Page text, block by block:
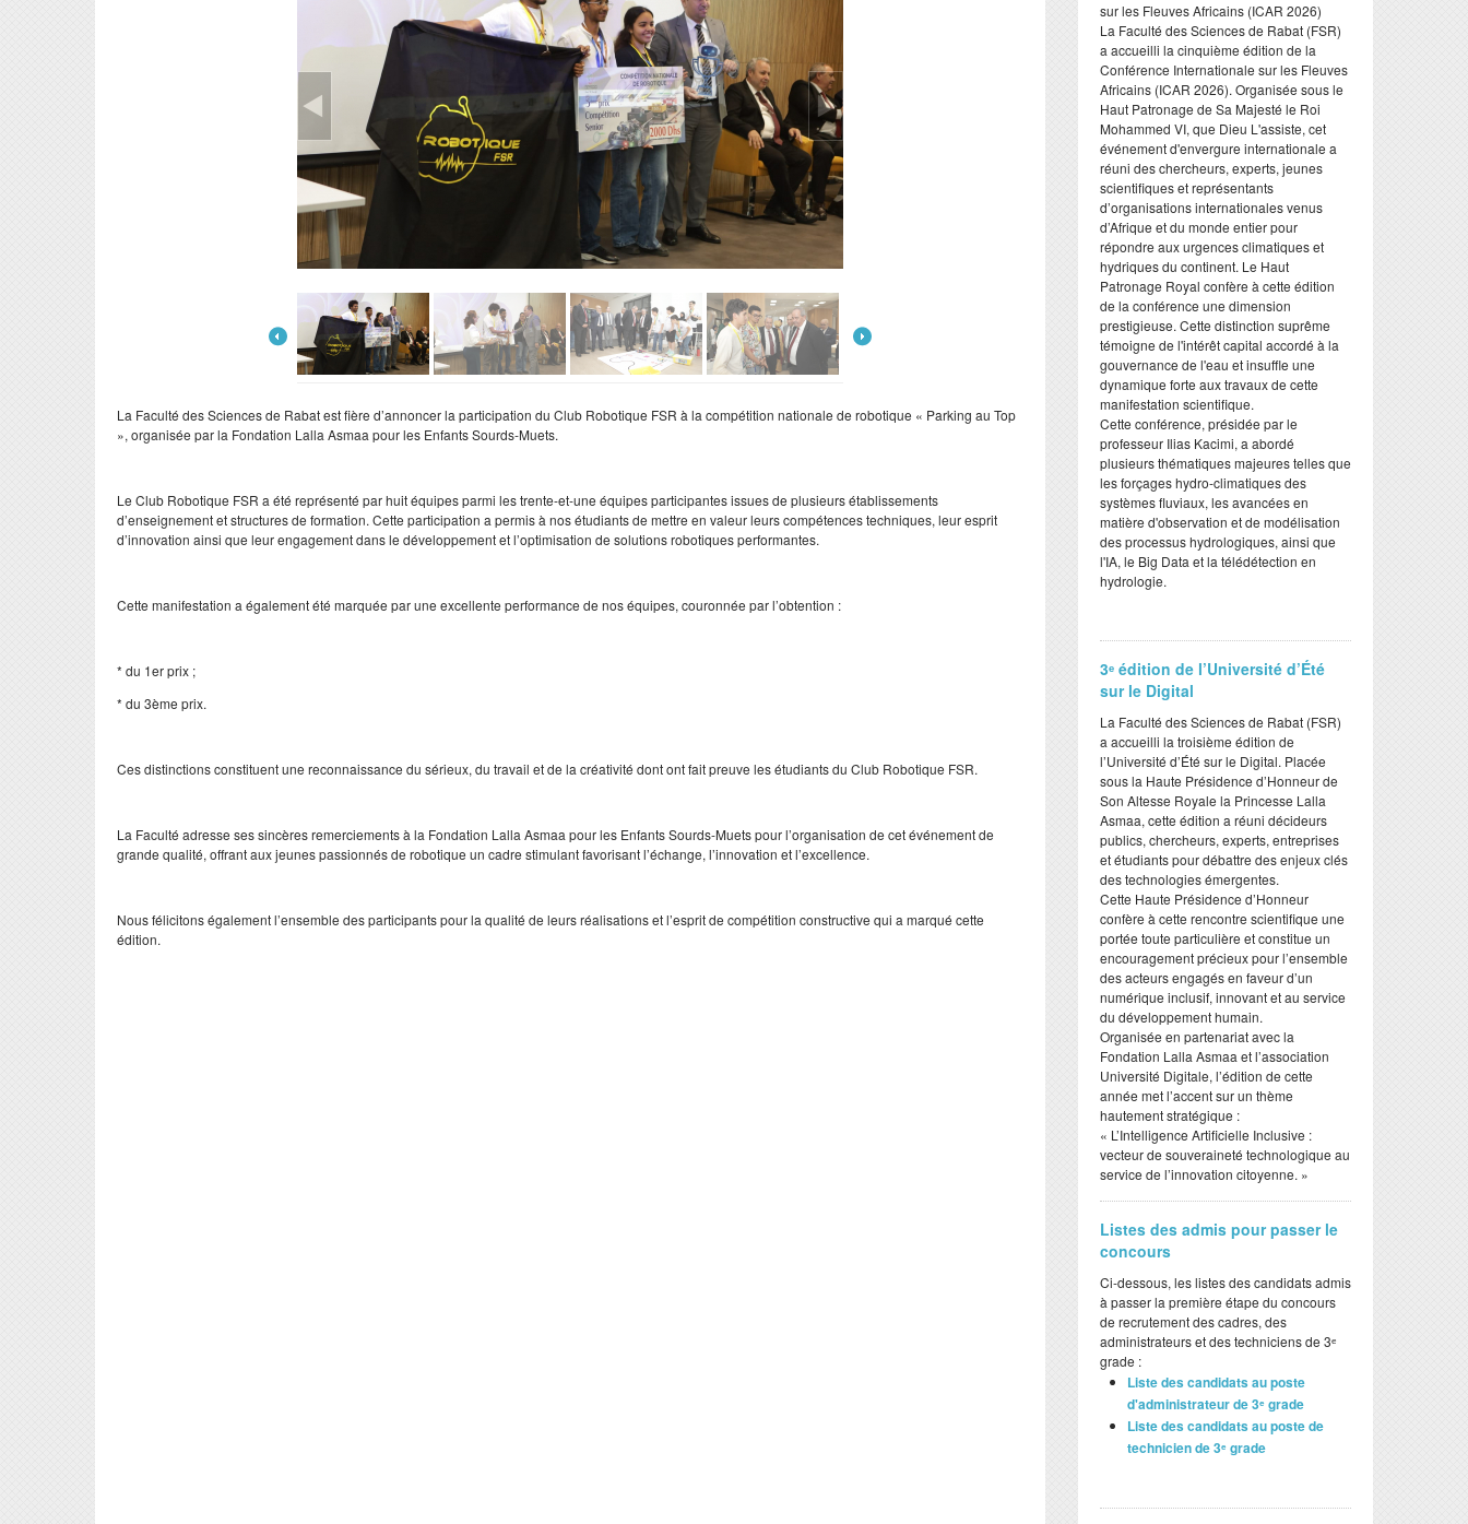
La Faculté des Sciences de Rabat est fière d’annoncer la participation du Club Robotique FSR à la compétition nationale de robotique « Parking au Top
», organisée par la Fondation Lalla Asmaa pour les Enfants Sourds-Muets.
Le Club Robotique FSR a été représenté par huit équipes parmi les trente-et-une équipes participantes issues de plusieurs établissements
d’enseignement et structures de formation. Cette participation a permis à nos étudiants de mettre en valeur leurs compétences techniques, leur esprit
d’innovation ainsi que leur engagement dans le développement et l’optimisation de solutions robotiques performantes.
Cette manifestation a également été marquée par une excellente performance de nos équipes, couronnée par l’obtention :
* du 1er prix ;
* du 3ème prix.
Ces distinctions constituent une reconnaissance du sérieux, du travail et de la créativité dont ont fait preuve les étudiants du Club Robotique FSR.
La Faculté adresse ses sincères remerciements à la Fondation Lalla Asmaa pour les Enfants Sourds-Muets pour l’organisation de cet événement de
grande qualité, offrant aux jeunes passionnés de robotique un cadre stimulant favorisant l’échange, l’innovation et l’excellence.
Nous félicitons également l’ensemble des participants pour la qualité de leurs réalisations et l’esprit de compétition constructive qui a marqué cette
édition.
sur les Fleuves Africains (ICAR 2026)
​La Faculté des Sciences de Rabat (FSR)
a accueilli la cinquième édition de la
Conférence Internationale sur les Fleuves
Africains (ICAR 2026). Organisée sous le
Haut Patronage de Sa Majesté le Roi
Mohammed VI, que Dieu L'assiste, cet
événement d'envergure internationale a
réuni des chercheurs, experts, jeunes
scientifiques et représentants
d’organisations internationales venus
d’Afrique et du monde entier pour
répondre aux urgences climatiques et
hydriques du continent. Le Haut
Patronage Royal confère à cette édition
de la conférence une dimension
prestigieuse. Cette distinction suprême
témoigne de l'intérêt capital accordé à la
gouvernance de l'eau et insuffle une
dynamique forte aux travaux de cette
manifestation scientifique.
​Cette conférence, présidée par le
professeur Ilias Kacimi, a abordé
plusieurs thématiques majeures telles que
les forçages hydro-climatiques des
systèmes fluviaux, les avancées en
matière d'observation et de modélisation
des processus hydrologiques, ainsi que
l'IA, le Big Data et la télédétection en
hydrologie.
3ᵉ édition de l’Université d’Été
sur le Digital
​La Faculté des Sciences de Rabat (FSR)
a accueilli la troisième édition de
l’Université d’Été sur le Digital. Placée
sous la Haute Présidence d’Honneur de
Son Altesse Royale la Princesse Lalla
Asmaa, cette édition a réuni décideurs
publics, chercheurs, experts, entreprises
et étudiants pour débattre des enjeux clés
des technologies émergentes.
​Cette Haute Présidence d’Honneur
confère à cette rencontre scientifique une
portée toute particulière et constitue un
encouragement précieux pour l’ensemble
des acteurs engagés en faveur d’un
numérique inclusif, innovant et au service
du développement humain.
​Organisée en partenariat avec la
Fondation Lalla Asmaa et l’association
Université Digitale, l’édition de cette
année met l’accent sur un thème
hautement stratégique :
​« L’Intelligence Artificielle Inclusive :
vecteur de souveraineté technologique au
service de l’innovation citoyenne. »
Listes des admis pour passer le
concours
Ci-dessous, les listes des candidats admis
à passer la première étape du concours
de recrutement des cadres, des
administrateurs et des techniciens de 3ᵉ
grade :
Liste des candidats au poste
d'administrateur de 3ᵉ grade
Liste des candidats au poste de
technicien de 3ᵉ grade